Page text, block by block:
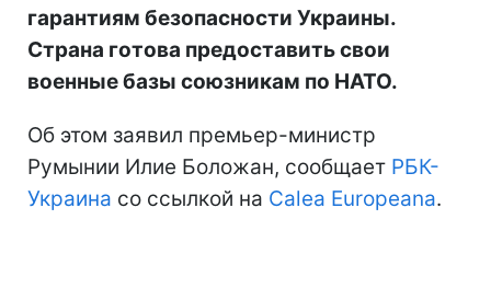
гарантиям безопасности Украины.
Страна готова предоставить свои
военные базы союзникам по НАТО.
Об этом заявил премьер-министр
Румынии Илие Боложан, сообщает РБК-
Украина со ссылкой на Calea Europeana.